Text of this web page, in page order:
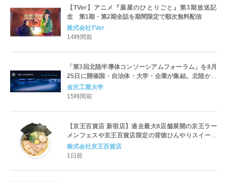
【TVer】アニメ『薬屋のひとりごと』第3期放送記
念 第1期・第2期全話を期間限定で順次無料配信
株式会社TVer
14時間前
「第3回北陸半導体コンソーシアムフォーラム」を8月
25日に開催国・自治体・大学・企業が集結。北陸から
世界に向けた半導体産業の発展とエコシステム形成を
議論
金沢工業大学
15時間前
【京王百貨店 新宿店】過去最大8店舗展開の京王ラー
メンフェスや京王百貨店限定の背徳ひんやりスイーツ
など、実演グルメが充実 過去最長21日間、計90店舗
出店の 「大北海道展」
株式会社京王百貨店
1日前